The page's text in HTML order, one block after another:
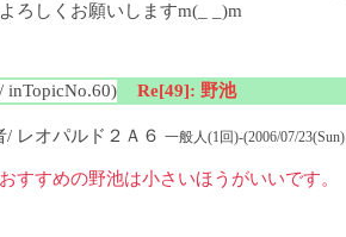
よろしくお願いしますm(_ _)m
/ inTopicNo.60)
Re[49]: 野池
/ レオパルド２Ａ６ 一般人(1回)-(2006/07/
おすすめの野池は小